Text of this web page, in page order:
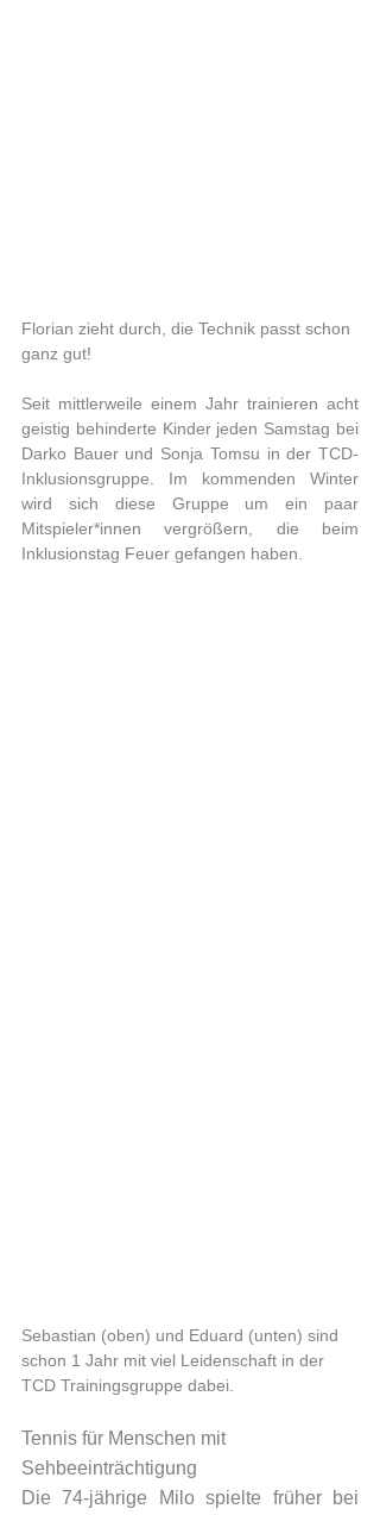
Florian zieht durch, die Technik passt schon
ganz gut!
Seit mittlerweile einem Jahr trainieren acht
geistig behinderte Kinder jeden Samstag bei
Darko Bauer und Sonja Tomsu in der TCD-
Inklusionsgruppe. Im kommenden Winter
wird sich diese Gruppe um ein paar
Mitspieler*innen vergrößern, die beim
Inklusionstag Feuer gefangen haben.
Sebastian (oben) und Eduard (unten) sind
schon 1 Jahr mit viel Leidenschaft in der
TCD Trainingsgruppe dabei.
Tennis für Menschen mit
Sehbeeinträchtigung
Die 74-jährige Milo spielte früher bei